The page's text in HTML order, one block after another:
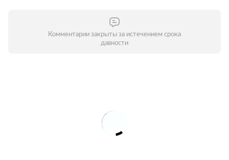
Комментарии закрыты за истечением срока
давности